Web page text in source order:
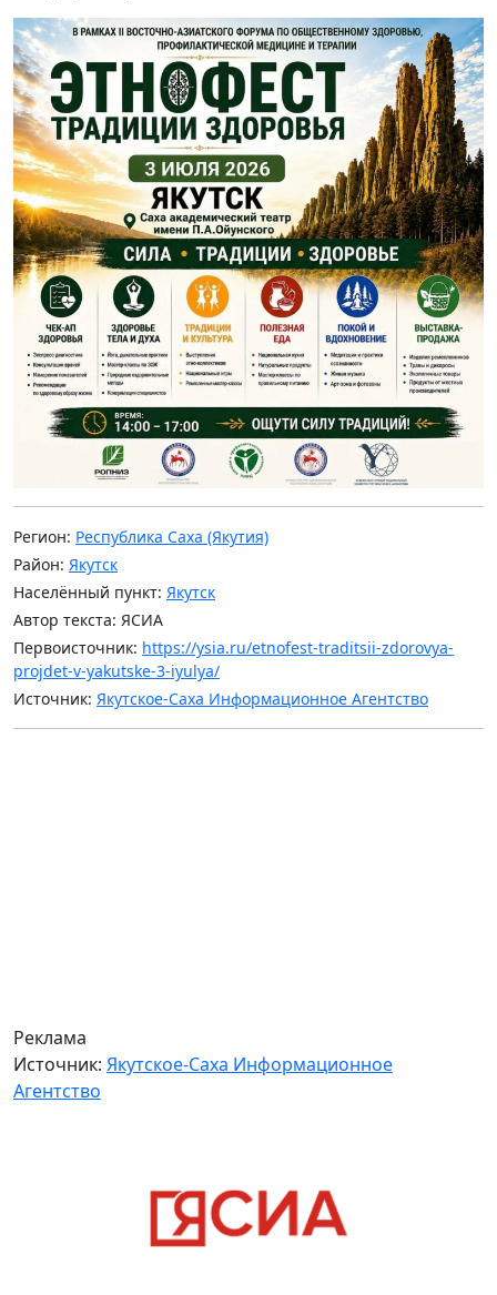
Регион: Республика Саха (Якутия)
Район: Якутск
Населённый пункт: Якутск
Автор текста: ЯСИА
Первоисточник: https://ysia.ru/etnofest-traditsii-zdorovya-
projdet-v-yakutske-3-iyulya/
Источник: Якутское-Саха Информационное Агентство
Реклама
Источник: Якутское-Саха Информационное
Агентство